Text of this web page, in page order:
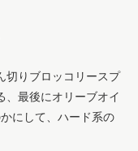
切りブロッコリースプ
、最後にオリーブオイ
にして、ハード系の